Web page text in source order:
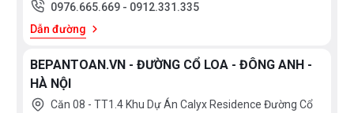
0976.665.669 - 0912.331.335
Dẫn đường
BEPANTOAN.VN - ĐƯỜNG CỔ LOA - ĐÔNG ANH -
HÀ NỘI
Căn 08 - TT1.4 Khu Dự Án Calyx Residence Đường Cổ